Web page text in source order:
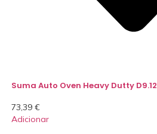
Suma Auto Oven Heavy Dutty D9.12
73,39 €
Adicionar